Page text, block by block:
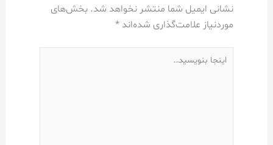
نشانی ایمیل شما منتشر نخواهد شد. بخش‌های
موردنیاز علامت‌گذاری شده‌اند *
اینجا